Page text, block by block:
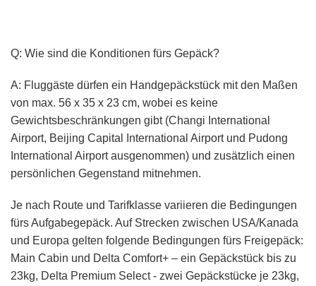
Q: Wie sind die Konditionen fürs Gepäck?
A: Fluggäste dürfen ein Handgepäckstück mit den Maßen
von max. 56 x 35 x 23 cm, wobei es keine
Gewichtsbeschränkungen gibt (Changi International
Airport, Beijing Capital International Airport und Pudong
International Airport ausgenommen) und zusätzlich einen
persönlichen Gegenstand mitnehmen.
Je nach Route und Tarifklasse variieren die Bedingungen
fürs Aufgabegepäck. Auf Strecken zwischen USA/Kanada
und Europa gelten folgende Bedingungen fürs Freigepäck:
Main Cabin und Delta Comfort+ – ein Gepäckstück bis zu
23kg, Delta Premium Select - zwei Gepäckstücke je 23kg,